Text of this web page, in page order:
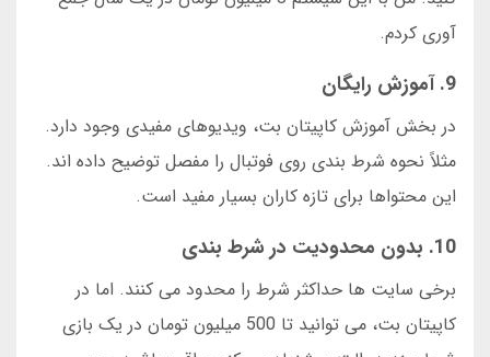
آوری کردم.
9. آموزش رایگان
در بخش آموزش کاپیتان بت، ویدیوهای مفیدی وجود دارد.
مثلاً نحوه شرط بندی روی فوتبال را مفصل توضیح داده اند.
این محتواها برای تازه کاران بسیار مفید است.
10. بدون محدودیت در شرط بندی
برخی سایت ها حداکثر شرط را محدود می کنند. اما در
کاپیتان بت، می توانید تا 500 میلیون تومان در یک بازی